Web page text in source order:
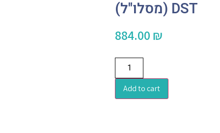
(מסלו"ל) DST
884.00 ₪
Add to cart